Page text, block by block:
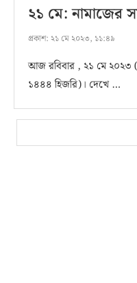
২১ মে: নামাজের
প্রকাশ: ২১ মে ২০২৩, ১১:৪৯
আজ রবিবার , ২১ মে ২০২৩
১৪৪৪ হিজরি)। দেখে …